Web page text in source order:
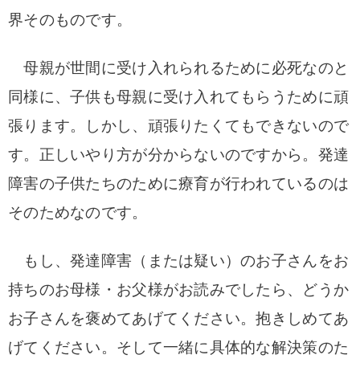
界そのものです。
母親が世間に受け入れられるために必死なのと
同様に、子供も母親に受け入れてもらうために頑
張ります。しかし、頑張りたくてもできないので
す。正しいやり方が分からないのですから。発達
障害の子供たちのために療育が行われているのは
そのためなのです。
もし、発達障害（または疑い）のお子さんをお
持ちのお母様・お父様がお読みでしたら、どうか
お子さんを褒めてあげてください。抱きしめてあ
げてください。そして一緒に具体的な解決策のた